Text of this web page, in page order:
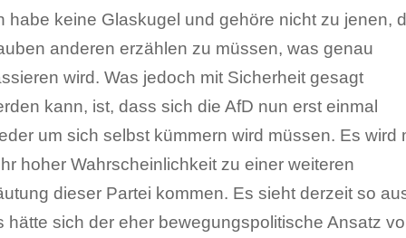
habe keine Glaskugel und gehöre nicht zu jenen,
anderen erzählen zu müssen, was genau
wird. Was jedoch mit Sicherheit gesagt
kann, ist, dass sich die AfD nun erst einmal
um sich selbst kümmern wird müssen. Es wird
hoher Wahrscheinlichkeit zu einer weiteren
dieser Partei kommen. Es sieht derzeit so
hätte sich der eher bewegungspolitische Ansatz